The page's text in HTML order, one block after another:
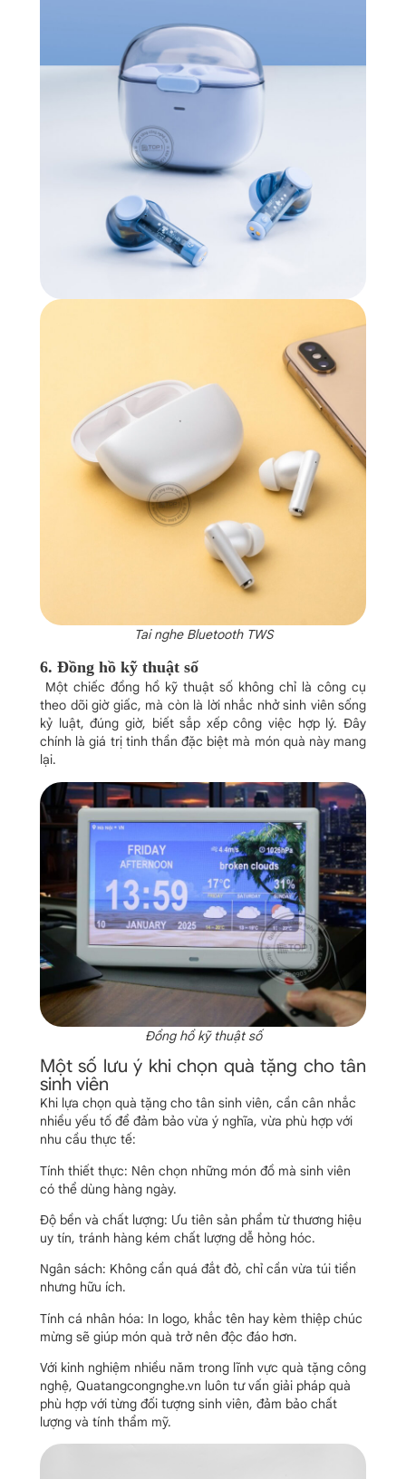
Tai nghe Bluetooth TWS
6. Đồng hồ kỹ thuật số
Một chiếc đồng hồ kỹ thuật số không chỉ là công cụ
theo dõi giờ giấc, mà còn là lời nhắc nhở sinh viên sống
kỷ luật, đúng giờ, biết sắp xếp công việc hợp lý. Đây
chính là giá trị tinh thần đặc biệt mà món quà này mang
lại.
Đồng hồ kỹ thuật số
Một số lưu ý khi chọn quà tặng cho tân
sinh viên
Khi lựa chọn quà tặng cho tân sinh viên, cần cân nhắc
nhiều yếu tố để đảm bảo vừa ý nghĩa, vừa phù hợp với
nhu cầu thực tế:
Tính thiết thực: Nên chọn những món đồ mà sinh viên
có thể dùng hàng ngày.
Độ bền và chất lượng: Ưu tiên sản phẩm từ thương hiệu
uy tín, tránh hàng kém chất lượng dễ hỏng hóc.
Ngân sách: Không cần quá đắt đỏ, chỉ cần vừa túi tiền
nhưng hữu ích.
Tính cá nhân hóa: In logo, khắc tên hay kèm thiệp chúc
mừng sẽ giúp món quà trở nên độc đáo hơn.
Với kinh nghiệm nhiều năm trong lĩnh vực quà tặng công
nghệ, Quatangcongnghe.vn luôn tư vấn giải pháp quà
phù hợp với từng đối tượng sinh viên, đảm bảo chất
lượng và tính thẩm mỹ.